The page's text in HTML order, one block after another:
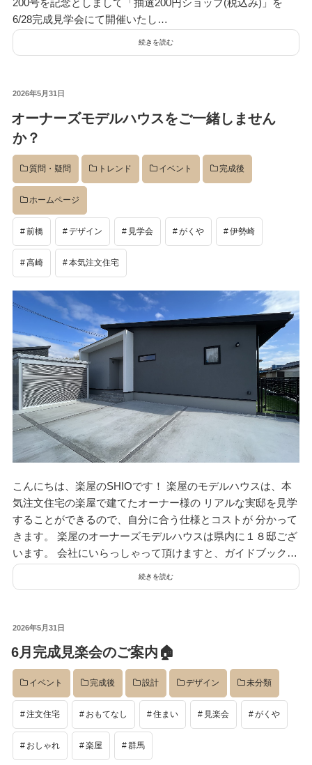
6/28完成見学会にて開催いたし…
続きを読む
投
日:
2026年5月31日
オーナーズモデルハウスをご一緒しません
か？
質問・疑問 トレンド イベント 完成後
ホームページ
前橋 デザイン 見学会 がくや 伊勢崎
高崎 本気注文住宅
こんにちは、楽屋のSHIOです！ 楽屋のモデルハウスは、本
気注文住宅の楽屋で建てたオーナー様の リアルな実邸を見学
することができるので、自分に合う仕様とコストが 分かって
きます。 楽屋のオーナーズモデルハウスは県内に１８邸ござ
います。 会社にいらっしゃって頂けますと、ガイドブック…
続きを読む
投
日:
2026年5月31日
6月完成見楽会のご案内🏠
イベント 完成後 設計 デザイン 未分類
注文住宅 おもてなし 住まい 見楽会 がくや
おしゃれ 楽屋 群馬